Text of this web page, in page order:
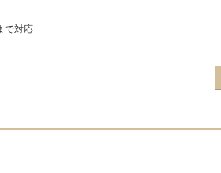
で対応